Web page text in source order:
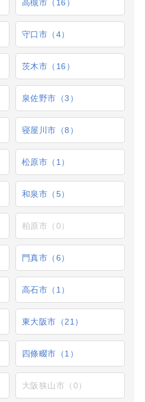
高槻市（16）
守口市（4）
茨木市（16）
泉佐野市（3）
寝屋川市（8）
松原市（1）
和泉市（5）
柏原市（0）
門真市（6）
高石市（1）
東大阪市（21）
四條畷市（1）
大阪狭山市（0）